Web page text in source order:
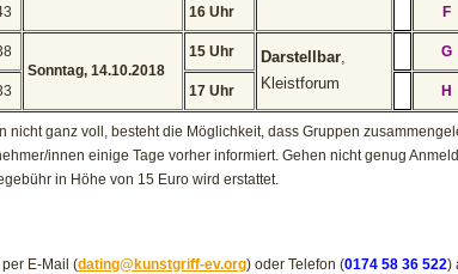
16 Uhr F
Sonntag, 14.10.2018
15 Uhr Darstellbar,
Kleistforum
G
17 Uhr H
nicht ganz voll, besteht die Möglichkeit, dass Gruppen
innen einige Tage vorher informiert. Gehen nicht genug
in Höhe von 15 Euro wird erstattet.
E-Mail (dating@kunstgriff-ev.org) oder Telefon (0174 58 36 522)